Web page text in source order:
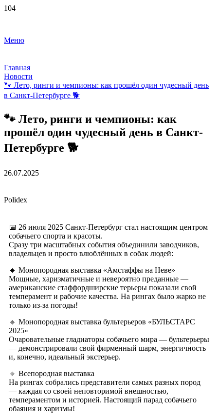
Меню
Главная
Новости
🐾 Лето, ринги и чемпионы: как прошёл один чудесный день
в Санкт-Петербурге 🐕
🐾 Лето, ринги и чемпионы: как
прошёл один чудесный день в Санкт-
Петербурге 🐕
26.07.2025
Polidex
📅 26 июля 2025 Санкт-Петербург стал настоящим центром
собачьего спорта и красоты.
Сразу три масштабных события объединили заводчиков,
владельцев и просто влюблённых в собак людей:
🔸 Монопородная выставка «Амстаффы на Неве»
Мощные, харизматичные и невероятно преданные —
американские стаффордширские терьеры показали свой
темперамент и рабочие качества. На рингах было жарко не
только из-за погоды!
🔸 Монопородная выставка бультерьеров «БУЛЬСТАРС
2025»
Очаровательные гладиаторы собачьего мира — бультерьеры
— демонстрировали свой фирменный шарм, энергичность
и, конечно, идеальный экстерьер.
🔸 Всепородная выставка
На рингах собрались представители самых разных пород
— каждая со своей неповторимой внешностью,
темпераментом и историей. Настоящий парад собачьего
обаяния и харизмы!